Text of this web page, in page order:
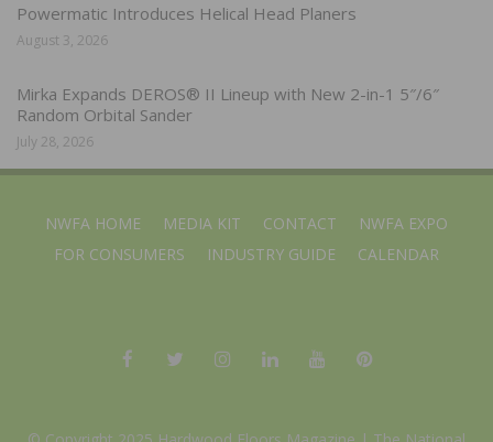
Powermatic Introduces Helical Head Planers
August 3, 2026
Mirka Expands DEROS® II Lineup with New 2-in-1 5″/6″
Random Orbital Sander
July 28, 2026
NWFA HOME MEDIA KIT CONTACT
NWFA EXPO
FOR CONSUMERS
INDUSTRY GUIDE CALENDAR